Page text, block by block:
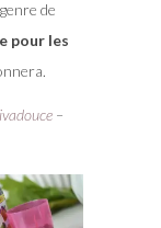
de
pour les
–